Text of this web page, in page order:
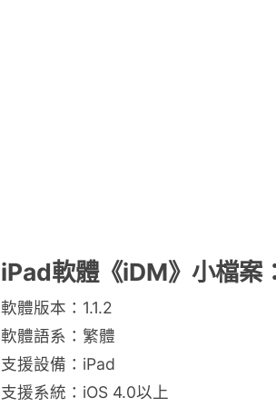
iPad軟體《iDM》小檔案
軟體版本：1.1.2
軟體語系：繁體
支援設備：iPad
支援系統：iOS 4.0以上